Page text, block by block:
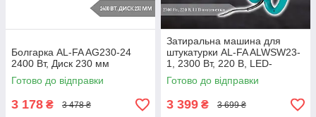
Болгарка AL-FA AG230-24
2400 Вт, Диск 230 мм
Готово до відправки
3 178 ₴ 3 478 ₴
Затиральна машина для
штукатурки AL-FA ALWSW23-
1, 2300 Вт, 220 В, LED-
підсвітка
Готово до відправки
3 399 ₴ 3 699 ₴